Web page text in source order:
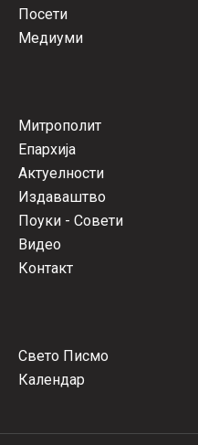
Посети
Медиуми
Митрополит
Епархија
Актуелности
Издаваштво
Поуки - Совети
Видео
Контакт
Свето Писмо
Календар